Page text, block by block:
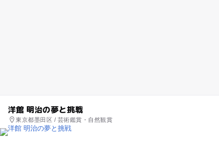
洋館 明治の夢と挑戦
東京都墨田区 / 芸術鑑賞・自然観賞